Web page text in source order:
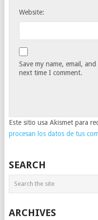
Website:
Save my name, email,
next time I comment.
Este sitio usa Akismet para
procesan los datos de tus
SEARCH
ARCHIVES